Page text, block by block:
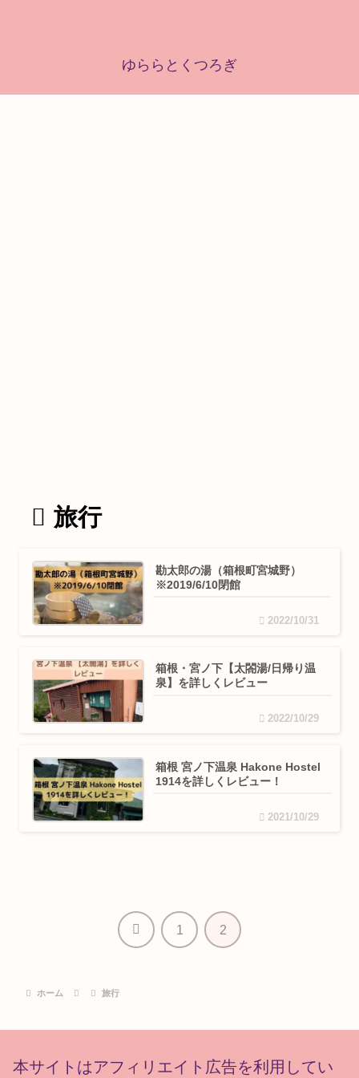
ゆららとくつろぎ
旅行
勘太郎の湯（箱根町宮城野）
※2019/6/10閉館
2022/10/31
箱根・宮ノ下【太閤湯/日帰り温
泉】を詳しくレビュー
2022/10/29
箱根 宮ノ下温泉 Hakone Hostel
1914を詳しくレビュー！
2021/10/29
前 1 2
ホーム 旅行
本サイトはアフィリエイト広告を利用してい